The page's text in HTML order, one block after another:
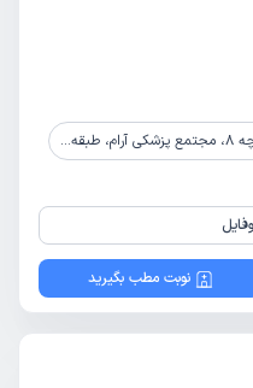
4
نوبت مطب بگیرید